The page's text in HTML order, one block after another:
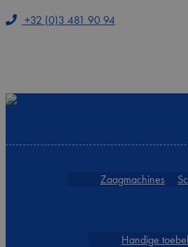
+32 (0)3 481 90 94
Ga
navigatie
Ga
inhoud
Zaagmachines
Handige